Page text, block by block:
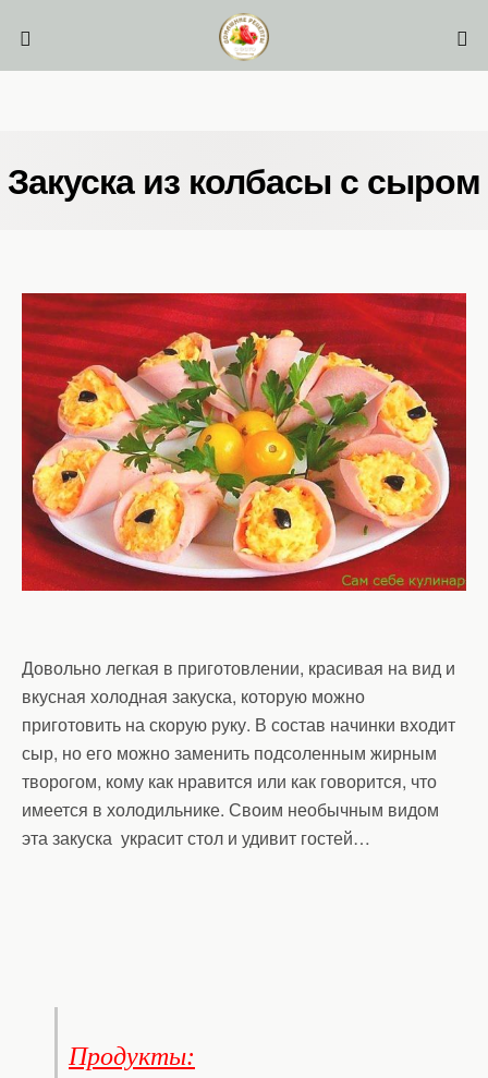
Закуска из колбасы с сыром
Довольно легкая в приготовлении, красивая на вид и
вкусная холодная закуска, которую можно
приготовить на скорую руку. В состав начинки входит
сыр, но его можно заменить подсоленным жирным
творогом, кому как нравится или как говорится, что
имеется в холодильнике. Своим необычным видом
эта закуска украсит стол и удивит гостей…
Продукты: